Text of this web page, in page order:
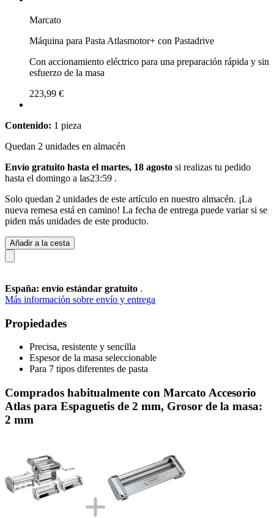
Marcato
Máquina para Pasta Atlasmotor+ con Pastadrive
Con accionamiento eléctrico para una preparación rápida y sin
esfuerzo de la masa
223,99 €
Contenido: 1 pieza
Quedan 2 unidades en almacén
Envío gratuito hasta el martes, 18 agosto si realizas tu pedido
hasta el domingo a las23:59 .
Solo quedan 2 unidades de este artículo en nuestro almacén. ¡La
nueva remesa está en camino! La fecha de entrega puede variar si se
piden más unidades de este producto.
Añadir a la cesta
España: envío estándar gratuito .
Más información sobre envío y entrega
Propiedades
Precisa, resistente y sencilla
Espesor de la masa seleccionable
Para 7 tipos diferentes de pasta
Comprados habitualmente con Marcato Accesorio
Atlas para Espaguetis de 2 mm, Grosor de la masa:
2 mm